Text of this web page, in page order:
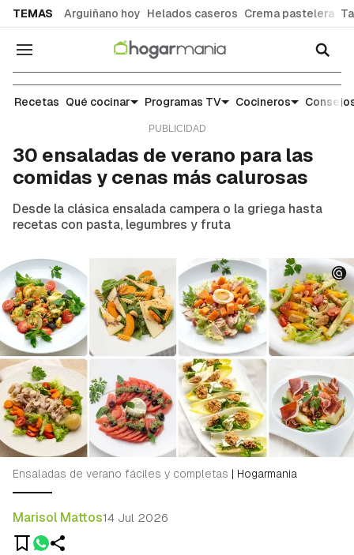
TEMAS Arguiñano hoy Helados caseros Crema pastelera
Navegación
Recetas
Recetas Qué cocinar Programas TV Cocineros
30 ensaladas de verano para las
comidas y cenas más calurosas
Desde la clásica ensalada campera o la griega hasta
recetas con pasta, legumbres y fruta
Ensaladas de verano fáciles y completas | Hogarmania
Marisol Mattos14 Jul 2026